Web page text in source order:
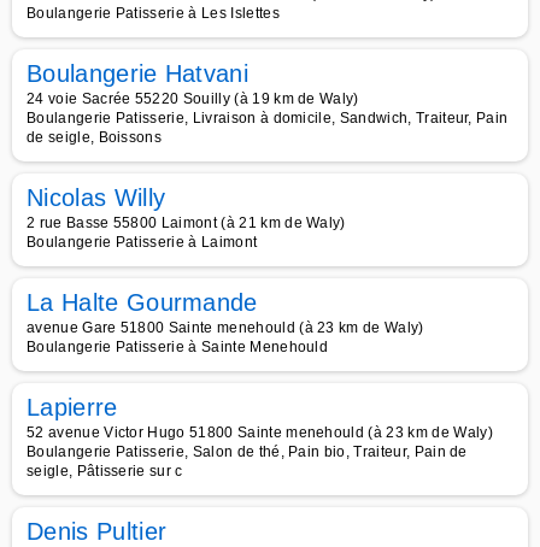
Boulangerie Patisserie à Les Islettes
Boulangerie Hatvani
24 voie Sacrée 55220 Souilly (à 19 km de Waly)
Boulangerie Patisserie, Livraison à domicile, Sandwich, Traiteur, Pain
de seigle, Boissons
Nicolas Willy
2 rue Basse 55800 Laimont (à 21 km de Waly)
Boulangerie Patisserie à Laimont
La Halte Gourmande
avenue Gare 51800 Sainte menehould (à 23 km de Waly)
Boulangerie Patisserie à Sainte Menehould
Lapierre
52 avenue Victor Hugo 51800 Sainte menehould (à 23 km de Waly)
Boulangerie Patisserie, Salon de thé, Pain bio, Traiteur, Pain de
seigle, Pâtisserie sur c
Denis Pultier